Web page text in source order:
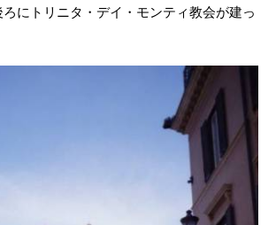
にトリニタ・デイ・モンティ教会が建っ